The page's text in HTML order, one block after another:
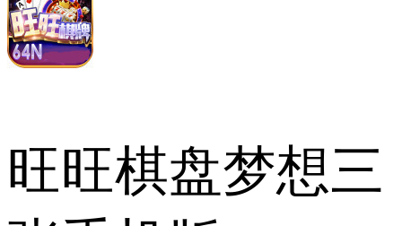
旺旺棋盘梦想三